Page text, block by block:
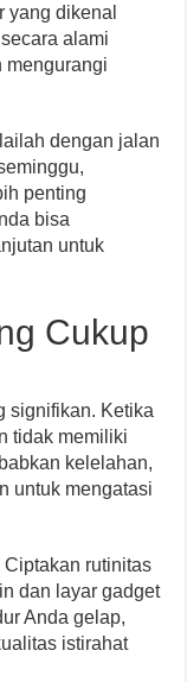
yang dikenal
alami
mengurangi
dengan jalan
penting
bisa
untuk
Cukup
signifikan. Ketika
tidak memiliki
kelelahan,
untuk mengatasi
rutinitas
dan layar gadget
Anda gelap,
istirahat